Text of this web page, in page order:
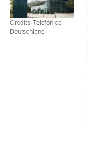
Credits: Telefónica
Deutschland